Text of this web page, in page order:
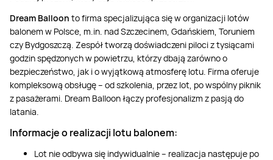
Dream Balloon to firma specjalizująca się w organizacji lotów
balonem w Polsce, m.in. nad Szczecinem, Gdańskiem, Toruniem
czy Bydgoszczą. Zespół tworzą doświadczeni piloci z tysiącami
godzin spędzonych w powietrzu, którzy dbają zarówno o
bezpieczeństwo, jak i o wyjątkową atmosferę lotu. Firma oferuje
kompleksową obsługę – od szkolenia, przez lot, po wspólny piknik
z pasażerami. Dream Balloon łączy profesjonalizm z pasją do
latania.
Informacje o realizacji lotu balonem:
Lot nie odbywa się indywidualnie – realizacja następuje po